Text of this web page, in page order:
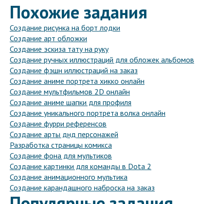
Похожие задания
Создание рисунка на борт лодки
Создание арт обложки
Создание эскиза тату на руку
Создание ручных иллюстраций для обложек альбомов
Создание фэшн иллюстраций на заказ
Создание аниме портрета хикко онлайн
Создание мультфильмов 2D онлайн
Создание аниме шапки для профиля
Создание уникального портрета волка онлайн
Создание фурри референсов
Создание арты днд персонажей
Разработка страницы комикса
Создание фона для мультиков
Создание картинки для команды в Dota 2
Создание анимационного мультика
Создание карандашного наброска на заказ